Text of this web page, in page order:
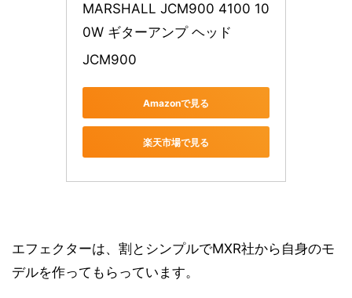
MARSHALL JCM900 4100 10
0W ギターアンプ ヘッド
JCM900
Amazonで見る
楽天市場で見る
エフェクターは、割とシンプルでMXR社から自身のモ
デルを作ってもらっています。